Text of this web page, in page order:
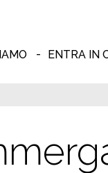
ENTRA IN